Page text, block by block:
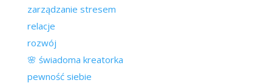
zarządzanie stresem
relacje
rozwój
🌸 świadoma kreatorka
pewność siebie